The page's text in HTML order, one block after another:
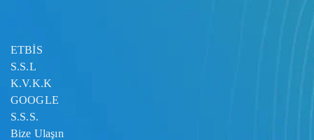
ETBİS
S.S.L
K.V.K.K
GOOGLE
S.S.S.
Bize Ulaşın